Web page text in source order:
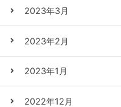
2023年3月
2023年2月
2023年1月
2022年12月